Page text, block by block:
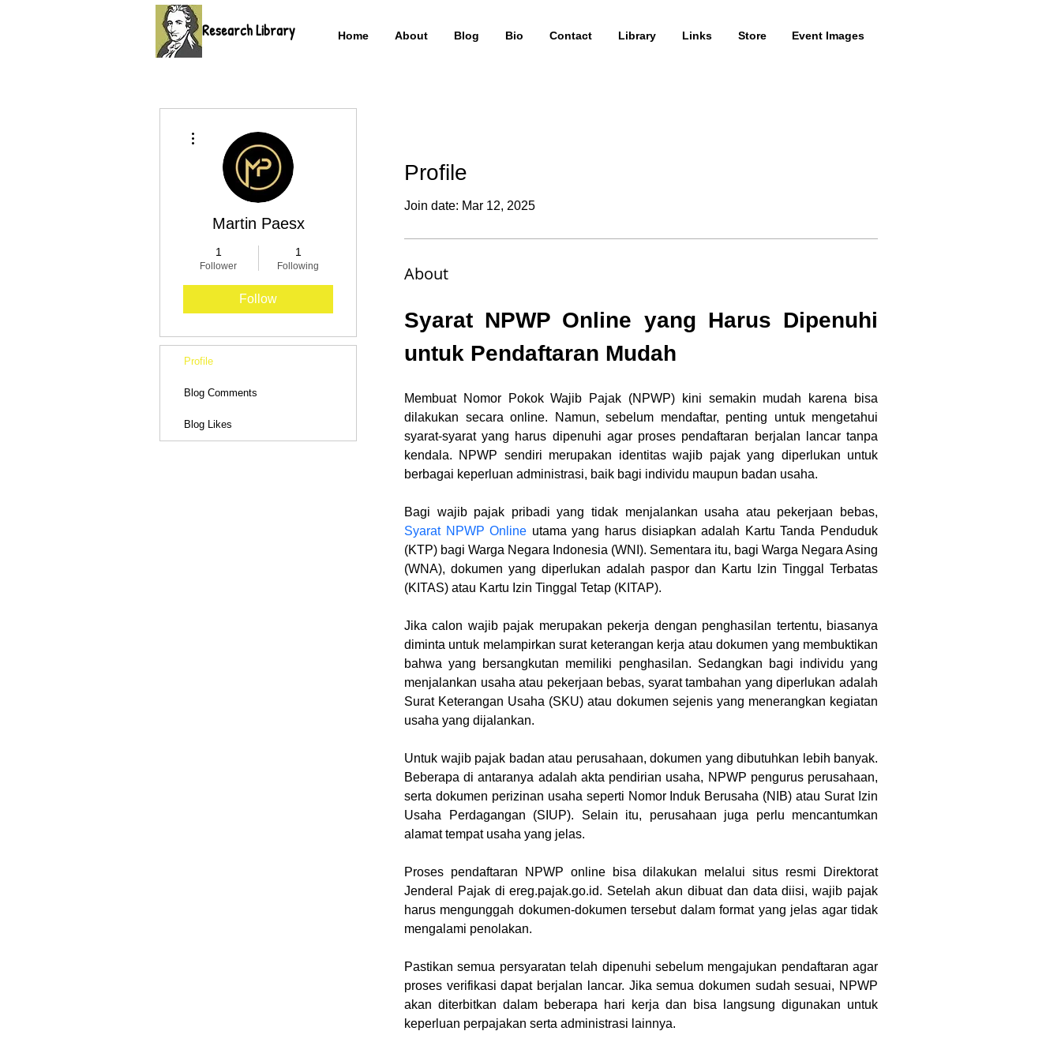
Home About Blog Bio Contact Library Links Store Event Images
Research Library
Profile
Join date: Mar 12, 2025
About
Syarat NPWP Online yang Harus Dipenuhi
untuk Pendaftaran Mudah
Membuat Nomor Pokok Wajib Pajak (NPWP) kini semakin mudah karena bisa
dilakukan secara online. Namun, sebelum mendaftar, penting untuk mengetahui
syarat-syarat yang harus dipenuhi agar proses pendaftaran berjalan lancar tanpa
kendala. NPWP sendiri merupakan identitas wajib pajak yang diperlukan untuk
berbagai keperluan administrasi, baik bagi individu maupun badan usaha.
Syarat NPWP Online utama yang harus disiapkan adalah Kartu Tanda Penduduk
(KTP) bagi Warga Negara Indonesia (WNI). Sementara itu, bagi Warga Negara Asing
(WNA), dokumen yang diperlukan adalah paspor dan Kartu Izin Tinggal Terbatas
(KITAS) atau Kartu Izin Tinggal Tetap (KITAP).
Jika calon wajib pajak merupakan pekerja dengan penghasilan tertentu, biasanya
diminta untuk melampirkan surat keterangan kerja atau dokumen yang membuktikan
bahwa yang bersangkutan memiliki penghasilan. Sedangkan bagi individu yang
menjalankan usaha atau pekerjaan bebas, syarat tambahan yang diperlukan adalah
Surat Keterangan Usaha (SKU) atau dokumen sejenis yang menerangkan kegiatan
usaha yang dijalankan.
Untuk wajib pajak badan atau perusahaan, dokumen yang dibutuhkan lebih banyak.
Beberapa di antaranya adalah akta pendirian usaha, NPWP pengurus perusahaan,
serta dokumen perizinan usaha seperti Nomor Induk Berusaha (NIB) atau Surat Izin
Usaha Perdagangan (SIUP). Selain itu, perusahaan juga perlu mencantumkan
alamat tempat usaha yang jelas.
Proses pendaftaran NPWP online bisa dilakukan melalui situs resmi Direktorat
Jenderal Pajak di ereg.pajak.go.id. Setelah akun dibuat dan data diisi, wajib pajak
harus mengunggah dokumen-dokumen tersebut dalam format yang jelas agar tidak
mengalami penolakan.
Pastikan semua persyaratan telah dipenuhi sebelum mengajukan pendaftaran agar
proses verifikasi dapat berjalan lancar. Jika semua dokumen sudah sesuai, NPWP
akan diterbitkan dalam beberapa hari kerja dan bisa langsung digunakan untuk
keperluan perpajakan serta administrasi lainnya.
Martin Paesx
1
Follower
1
Following
Follow
Profile
Blog Comments
Blog Likes